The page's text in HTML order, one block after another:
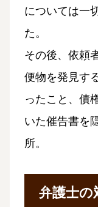
については一
た。
その後、依頼
便物を発見す
ったこと、債
いた催告書を
所。
弁護士の